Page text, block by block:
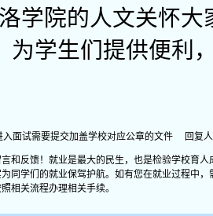
的人文关怀大家
为学生们提供便利
入面试需要提交加盖学校对应公章的文件 回复人
和反馈！就业是最大的民生，也是检验学校育
同学们的就业保驾护航。如有您在就业过程中
相关流程办理相关手续。